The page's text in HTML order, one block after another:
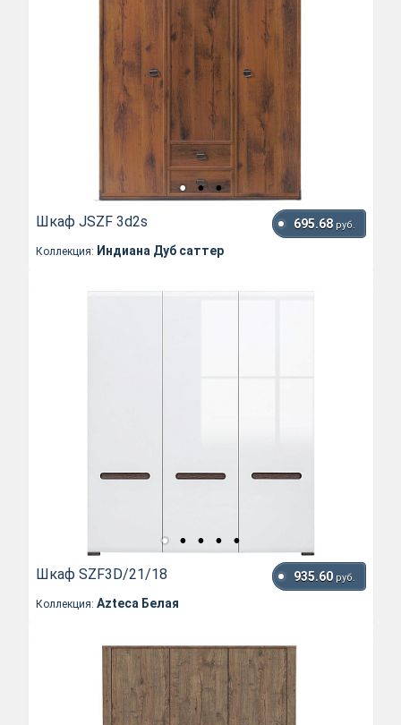
Шкаф JSZF 3d2s 695.68 руб.
Коллекция: Индиана Дуб саттер
Шкаф SZF3D/21/18 935.60 руб.
Коллекция: Azteca Белая